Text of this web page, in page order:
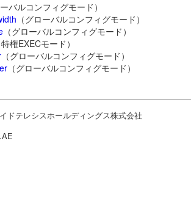
ーバルコンフィグモード）
（グローバルコンフィグモード）
（グローバルコンフィグモード）
特権EXECモード）
（グローバルコンフィグモード）
（グローバルコンフィグモード）
ドテレシスホールディングス株式会社